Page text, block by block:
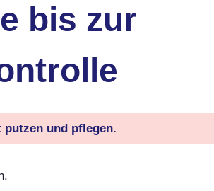
bis zur
putzen und pflegen.